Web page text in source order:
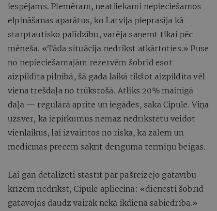
iespējams. Piemēram, neatliekami nepieciešamos
elpināšanas aparātus, ko Latvija pieprasīja kā
starptautisko palīdzību, varēja saņemt tikai pēc
mēneša. «Tāda situācija nedrīkst atkārtoties.» Puse
no nepieciešamajām rezervēm šobrīd esot
aizpildīta pilnībā, šā gada laikā tikšot aizpildīta vēl
viena trešdaļa no trūkstošā. Atliks 20% mainīgā
daļa — regulārā aprite un iegādes, saka Cipule. Viņa
uzsver, ka iepirkumus nemaz nedrīkstētu veidot
vienlaikus, lai izvairītos no riska, ka zālēm un
medicīnas precēm sakrīt derīguma termiņu beigas.
Lai gan detalizēti stāstīt par pašreizējo gatavību
krīzēm nedrīkst, Cipule apliecina: «dienesti šobrīd
gatavojas daudz vairāk nekā ikdienā sabiedrība.»